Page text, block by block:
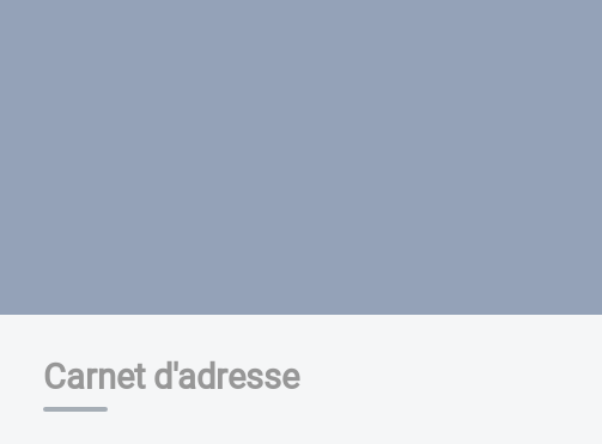
Carnet d'adresse